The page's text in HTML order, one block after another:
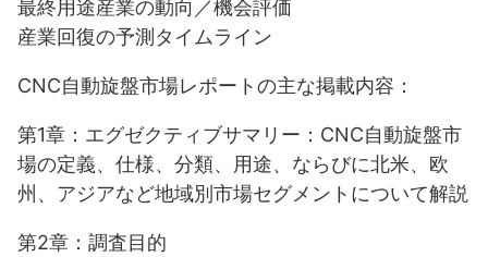
最終用途産業の動向／機会評価
産業回復の予測タイムライン
CNC自動旋盤市場レポートの主な掲載内容：
第1章：エグゼクティブサマリー：CNC自動旋盤市
場の定義、仕様、分類、用途、ならびに北米、欧
州、アジアなど地域別市場セグメントについて解説
第2章：調査目的